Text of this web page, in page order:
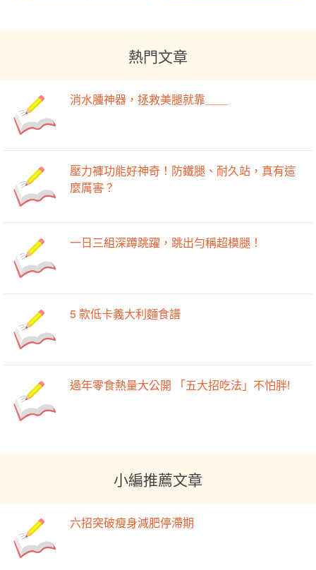
熱門文章
消水腫神器，拯救美腿就靠＿＿
壓力褲功能好神奇！防鐵腿、耐久站，真有這
麼厲害？
一日三組深蹲跳躍，跳出勻稱超模腿！
5 款低卡義大利麵食譜
過年零食熱量大公開 「五大招吃法」不怕胖!
小編推薦文章
六招突破瘦身減肥停滯期